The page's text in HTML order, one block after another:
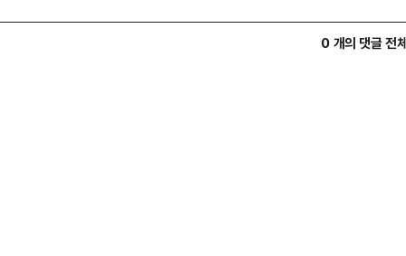
0 개의 댓글 전